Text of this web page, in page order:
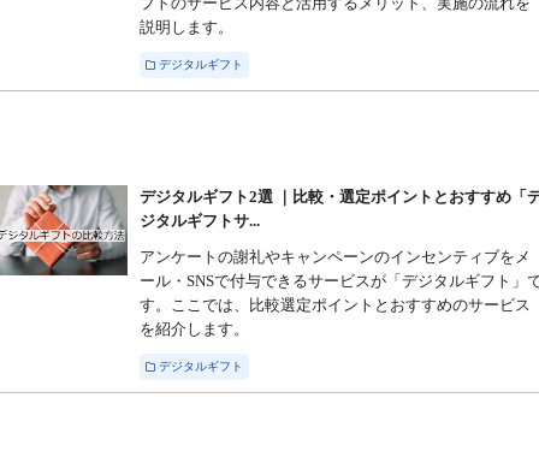
説明します。
デジタルギフト
デジタルギフト2選 ｜比較・選定ポイントとおすすめ「
ジタルギフトサ...
アンケートの謝礼やキャンペーンのインセンティブをメ
ール・SNSで付与できるサービスが「デジタルギフト」
す。ここでは、比較選定ポイントとおすすめのサービス
を紹介します。
デジタルギフト